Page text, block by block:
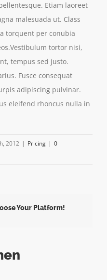
Etiam laoreet
malesuada ut. Class
torquent per conubia
tortor nisi,
tempus sed justo.
Fusce consequat
adipiscing pulvinar.
eleifend rhoncus nulla in
2012 | Pricing | 0
Your Platform!